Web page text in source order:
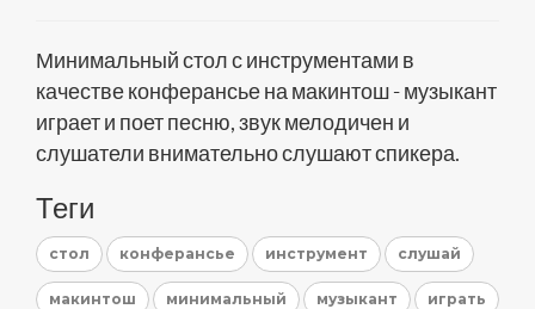
Минимальный стол с инструментами в
качестве конферансье на макинтош - музыкант
играет и поет песню, звук мелодичен и
слушатели внимательно слушают спикера.
Теги
стол конферансье инструмент слушай
макинтош минимальный музыкант играть